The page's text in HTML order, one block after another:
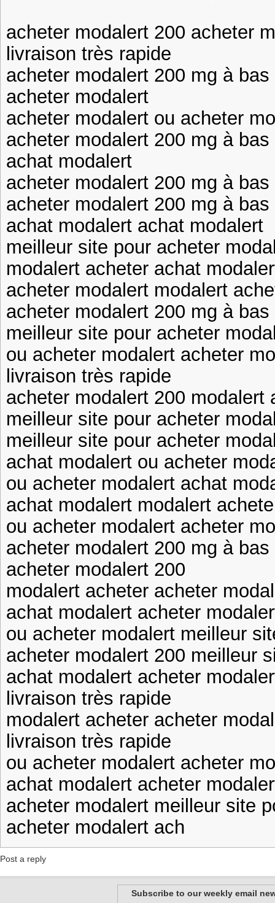
acheter modalert 200 acheter
livraison très rapide
acheter modalert 200 mg à
acheter modalert
acheter modalert ou acheter
acheter modalert 200 mg à
achat modalert
acheter modalert 200 mg à
acheter modalert 200 mg à
achat modalert achat modalert
meilleur site pour acheter
modalert acheter achat
acheter modalert modalert
acheter modalert 200 mg à
meilleur site pour acheter
ou acheter modalert acheter
livraison très rapide
acheter modalert 200 modalert
meilleur site pour acheter
meilleur site pour acheter
achat modalert ou acheter
ou acheter modalert achat
achat modalert modalert
ou acheter modalert acheter
acheter modalert 200 mg à
acheter modalert 200
modalert acheter acheter
achat modalert acheter
ou acheter modalert meilleur
acheter modalert 200 meilleur
achat modalert acheter
livraison très rapide
modalert acheter acheter
livraison très rapide
ou acheter modalert acheter
achat modalert acheter
acheter modalert meilleur site
acheter modalert ach
Post a reply
Subscribe to our weekly email